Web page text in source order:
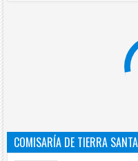
COMISARÍA DE TIERRA SANTA